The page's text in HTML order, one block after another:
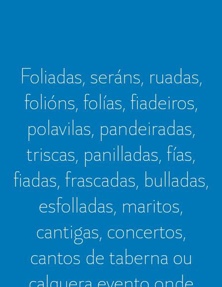
Foliadas, seráns, ruadas,
folións, folías, fiadeiros,
polavilas, pandeiradas,
triscas, panilladas, fías,
fiadas, frascadas, bulladas,
esfolladas, maritos,
cantigas, concertos,
cantos de taberna ou